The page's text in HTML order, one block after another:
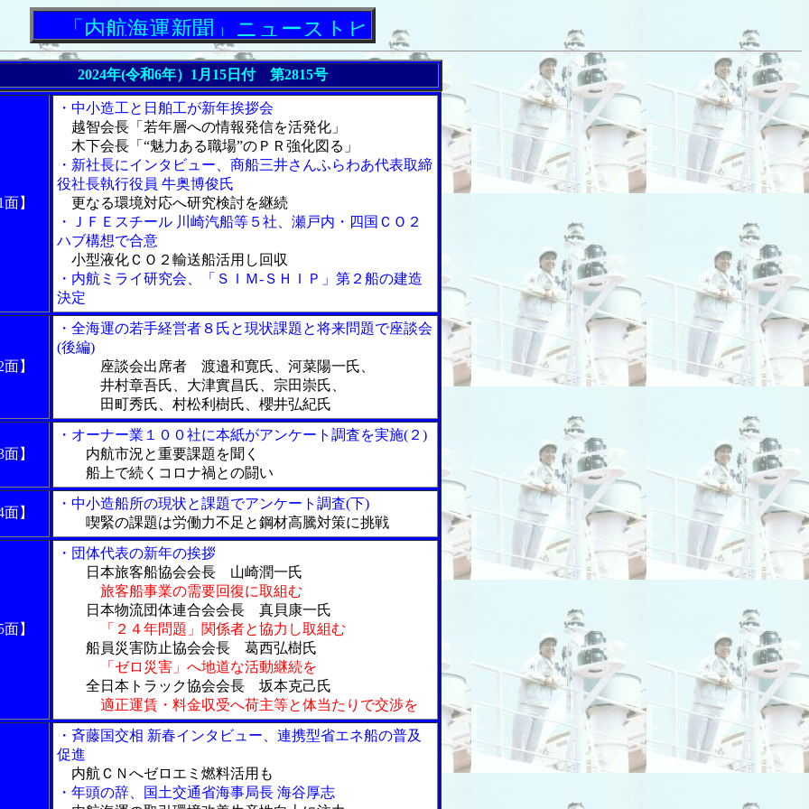
「内航海運新聞」ニューストピックス
2024年(令和6年）1月15日付 第2815号
】
・中小造工と日舶工が新年挨拶会
越智会長「若年層への情報発信を活発化」
木下会長「“魅力ある職場”のＰＲ強化図る」
・新社長にインタビュー、商船三井さんふらわあ代表取締
役社長執行役員 牛奥博俊氏
更なる環境対応へ研究検討を継続
・ＪＦＥスチール 川崎汽船等５社、瀬戸内・四国ＣＯ２
ハブ構想で合意
小型液化ＣＯ２輸送船活用し回収
・内航ミライ研究会、「ＳＩＭ‐ＳＨＩＰ」第２船の建造
決定
】
・全海運の若手経営者８氏と現状課題と将来問題で座談会
(後編)
座談会出席者 渡邉和寛氏、河菜陽一氏、
井村章吾氏、大津實昌氏、宗田崇氏、
田町秀氏、村松利樹氏、櫻井弘紀氏
】
・オーナー業１００社に本紙がアンケート調査を実施(２)
内航市況と重要課題を聞く
船上で続くコロナ禍との闘い
】
・中小造船所の現状と課題でアンケート調査(下)
喫緊の課題は労働力不足と鋼材高騰対策に挑戦
】
・団体代表の新年の挨拶
日本旅客船協会会長 山崎潤一氏
旅客船事業の需要回復に取組む
日本物流団体連合会会長 真貝康一氏
「２４年問題」関係者と協力し取組む
船員災害防止協会会長 葛西弘樹氏
「ゼロ災害」へ地道な活動継続を
全日本トラック協会会長 坂本克己氏
適正運賃・料金収受へ荷主等と体当たりで交渉を
・斉藤国交相 新春インタビュー、連携型省エネ船の普及
促進
内航ＣＮへゼロエミ燃料活用も
・年頭の辞、国土交通省海事局長 海谷厚志